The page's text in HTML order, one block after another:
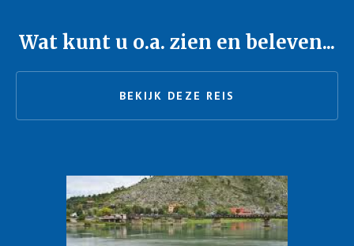
Wat kunt u o.a. zien en beleven...
BEKIJK DEZE REIS